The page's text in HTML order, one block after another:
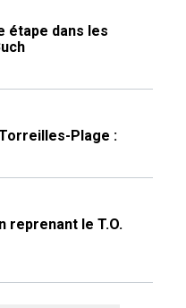
étape dans les
Plage :
reprenant le T.O.